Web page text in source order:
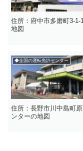
住所：府中市多磨町3-
地図
◆全国の運転免許センター
住所：長野市川中島町
ンターの地図